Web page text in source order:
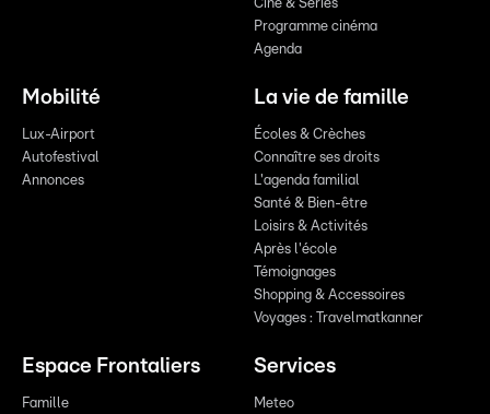
Ciné & Series
Programme cinéma
Agenda
Mobilité
Lux-Airport
Autofestival
Annonces
La vie de famille
Écoles & Crèches
Connaître ses droits
L'agenda familial
Santé & Bien-être
Loisirs & Activités
Après l'école
Témoignages
Shopping & Accessoires
Voyages : Travelmatkanner
Espace Frontaliers
Famille
Services
Meteo